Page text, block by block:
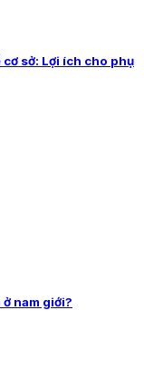
sở: Lợi ích cho phụ
nam giới?